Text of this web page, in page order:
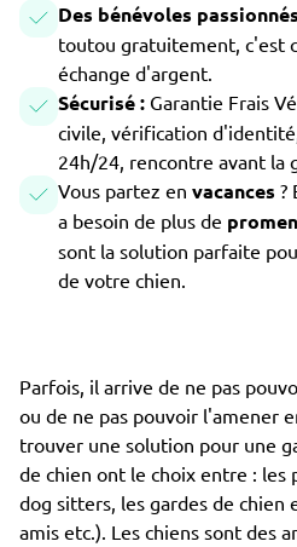
Des bénévoles passionnés
toutou gratuitement, c'est
échange d'argent.
Sécurisé : Garantie Frais
civile, vérification
24h/24, rencontre avant la
Vous partez en vacances ?
a besoin de plus de
sont la solution parfaite
de votre chien.
Parfois, il arrive de ne pas
ou de ne pas pouvoir l'amener
trouver une solution pour une
de chien ont le choix entre : les
dog sitters, les gardes de
amis etc.). Les chiens sont des